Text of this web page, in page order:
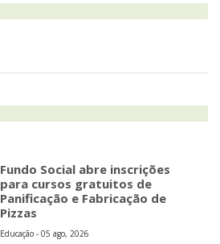
Fundo Social abre inscrições
para cursos gratuitos de
Panificação e Fabricação de
Pizzas
Educação - 05 ago, 2026